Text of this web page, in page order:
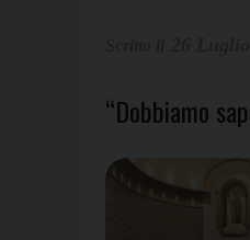
“Dobbiamo